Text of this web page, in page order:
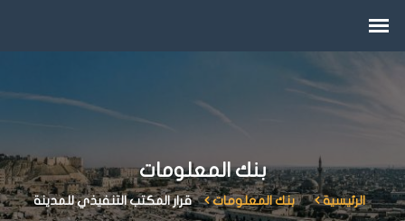
بنك المعلومات
الرئيسية بنك المعلومات قرار المكتب التنفيذي للمدينة